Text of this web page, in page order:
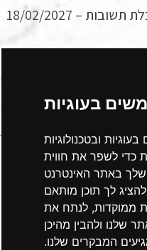
בעוגיות
ובטכנולוגיות
כדי לשפר את חווית
באתר האינטרנט
לך תוכן מותאם
ממוקדות, לנתח את
שלנו ולהבין מהיכן
המבקרים שלנו.
– 18/02/2027
ניתן ליצור קשר בדוא"ל
ההגשה